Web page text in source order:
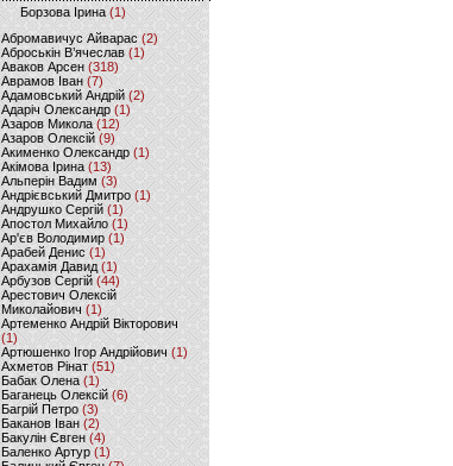
Борзова Ірина(1)
Абромавичус Айварас (2)
Аброськін В’ячеслав(1)
Аваков Арсен (318)
Аврамов Іван (7)
Адамовський Андрій(2)
Адаріч Олександр (1)
Азаров Микола (12)
Азаров Олексій (9)
Акименко Олександр(1)
Акімова Ірина(13)
Альперін Вадим (3)
Андрієвський Дмитро(1)
Андрушко Сергій(1)
Апостол Михайло(1)
Ар'єв Володимир (1)
Арабей Денис(1)
Арахамія Давид (1)
Арбузов Сергій (44)
Арестович Олексій
Миколайович(1)
Артеменко Андрій Вікторович
(1)
Артюшенко Ігор Андрійович(1)
Ахметов Рінат(51)
Бабак Олена(1)
Баганець Олексій(6)
Багрій Петро (3)
Баканов Іван(2)
Бакулін Євген (4)
Баленко Артур(1)